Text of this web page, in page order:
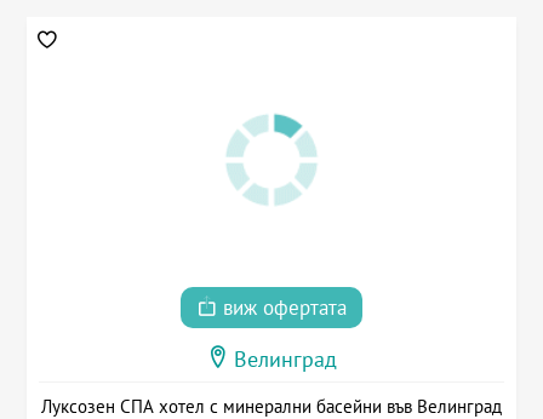
виж офертата
Велинград
Луксозен СПА хотел с минерални басейни във Велинград